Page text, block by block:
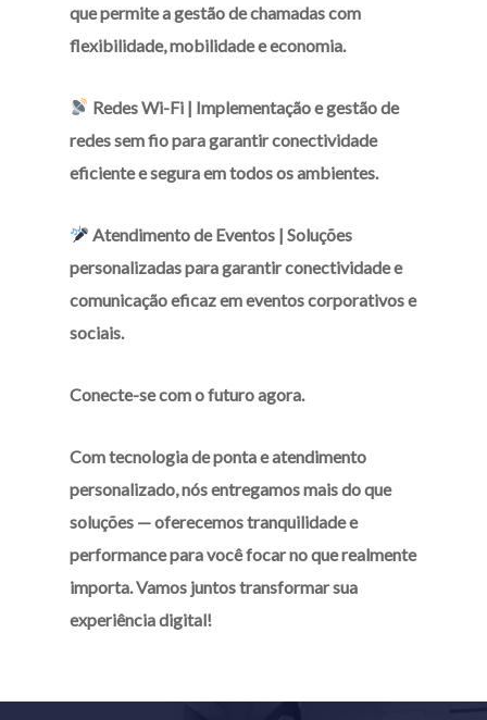
que permite a gestão de chamadas com
flexibilidade, mobilidade e economia.
Redes Wi-Fi | Implementação e gestão de
redes sem fio para garantir conectividade
eficiente e segura em todos os ambientes.
Atendimento de Eventos |Soluções
personalizadas para garantir conectividade e
comunicação eficaz em eventos corporativos e
sociais.
Conecte-se com o futuro agora.
Com tecnologia de ponta e atendimento
personalizado, nós entregamos mais do que
soluções — oferecemos tranquilidade e
performance para você focar no que realmente
importa. Vamos juntos transformar sua
experiência digital!